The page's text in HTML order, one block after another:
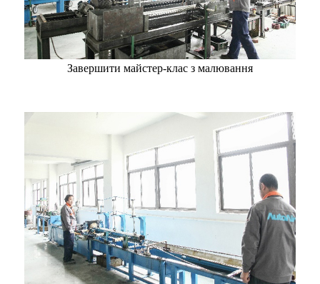
Завершити майстер-клас з малювання